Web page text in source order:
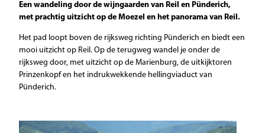
Een wandeling door de wijngaarden van Reil en Pünderich,
met prachtig uitzicht op de Moezel en het panorama van Reil.
Het pad loopt boven de rijksweg richting Pünderich en biedt een
mooi uitzicht op Reil. Op de terugweg wandel je onder de
rijksweg door, met uitzicht op de Marienburg, de uitkijktoren
Prinzenkopf en het indrukwekkende hellingviaduct van
Pünderich.